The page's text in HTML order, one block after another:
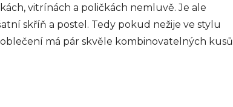
vitrínách a poličkách nemluvě. Je ale
skříň a postel. Tedy pokud nežije ve stylu
má pár skvěle kombinovatelných kusů